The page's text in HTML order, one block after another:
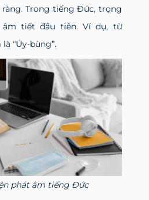
Trong tiếng Đức, trọng
tiết đầu tiên. Ví dụ, từ
“Úy-bùng”.
phát âm tiếng Đức